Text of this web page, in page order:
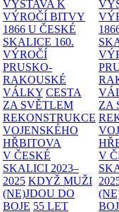
VÝSTAVA K
VÝROČÍ BITVY
1866 U ČESKÉ
SKALICE 160.
VÝROČÍ
PRUSKO-
RAKOUSKÉ
VÁLKY CESTA
ZA SVĚTLEM
REKONSTRUKCE
VOJENSKÉHO
HŘBITOVA
V ČESKÉ
SKALICI 2023–
2025 KDYŽ MUŽI
(NE)JDOU DO
BOJE 55 LET
ZA
V